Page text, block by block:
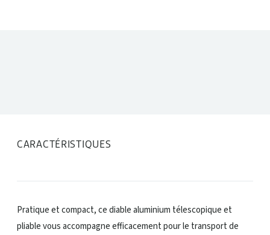
CARACTÉRISTIQUES
Pratique et compact, ce diable aluminium télescopique et
pliable vous accompagne efficacement pour le transport de